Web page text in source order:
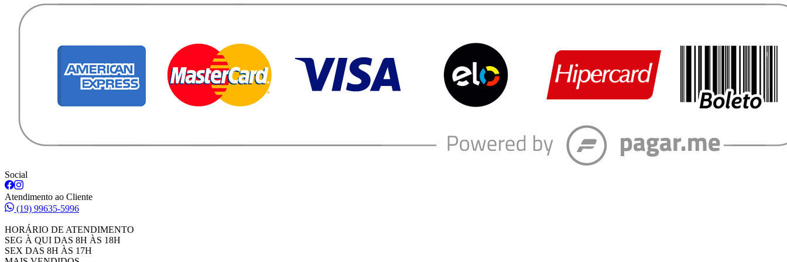
Social
Atendimento ao Cliente
(19) 99635-5996
HORÁRIO DE ATENDIMENTO
SEG À QUI DAS 8H ÀS 18H
SEX DAS 8H ÀS 17H